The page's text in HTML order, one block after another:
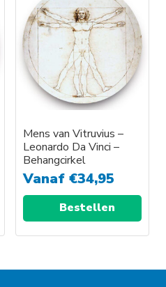
heeft
meerdere
variaties.
Deze
optie
kan
gekozen
worden
op
de
productpagina
Mens van Vitruvius –
Leonardo Da Vinci –
Behangcirkel
Vanaf €34,95
Bestellen